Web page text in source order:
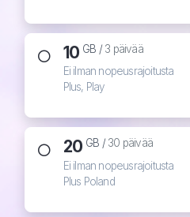
10 GB /3 päivää
Ei ilman nopeusrajoitusta
Plus, Play
20 GB /30 päivää
Ei ilman nopeusrajoitusta
Plus Poland